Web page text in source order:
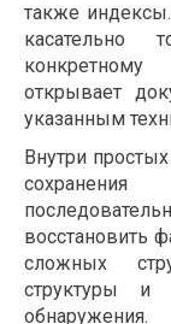
также
касательно
открывает
указанным
Внутри
восстановить
сложных
структуры и
обнаружения.